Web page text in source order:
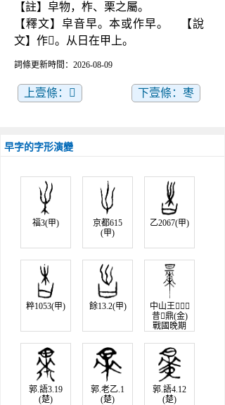
【註】皁物，柞、栗之屬。
【釋文】皁音早。本或作早。　【說
文】作𣅼。从日在甲上。
詞條更新時間：2026-08-09
上壹條：𪚆 下壹條：枣
早字的字形演變
福3(甲)
京都615
(甲)
乙2067(甲)
粹1053(甲) 餘13.2(甲)
中山王
昔鼎(金)
戰國晚期
郭.語3.19
(楚)
郭.老乙.1
(楚)
郭.語4.12
(楚)